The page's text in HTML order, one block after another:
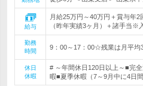
給与
月給25万円～40万円＋賞与年
（昨年実績3ヶ月）＋諸手当※
勤務
時間
9：00～17：00☆残業は月平均
休日
休暇
# ～年間休日120日以上～■完
暇■夏季休暇（7～9月中に4日